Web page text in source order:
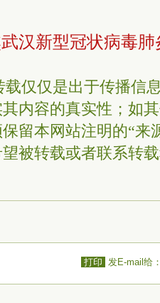
汉新型冠状病毒肺
仅仅是出于传播信
内容的真实性；如
留本网站注明的“来
被转载或者联系转
打印 发E-mail给